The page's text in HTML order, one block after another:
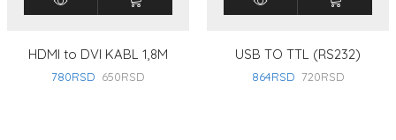
HDMI to DVI KABL 1,8M
780RSD 650RSD
USB TO TTL (RS232)
864RSD 720RSD